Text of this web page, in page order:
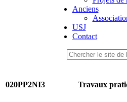
Anciens
USJ
Contact
020PP2NI3 Travaux